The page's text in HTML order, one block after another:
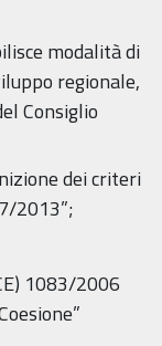
modalità di
regionale,
Consiglio
dei criteri
2013”;
1083/2006